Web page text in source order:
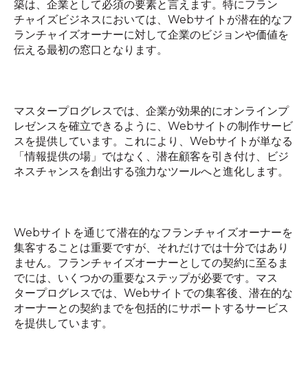
築は、企業として必須の要素と言えます。特にフラン
チャイズビジネスにおいては、 Webサイトが潜在的なフ
ランチャイズオーナーに対して企業のビジョンや価値を
伝える最初の窓口となります。
マスタープログレスでは、企業が効果的にオンラインプ
レゼンスを確立できるように、 Webサイトの制作サービ
スを提供しています。これにより、 Webサイトが単なる
「情報提供の場」ではなく、潜在顧客を引き付け、ビジ
ネスチャンスを創出する強力なツールへと進化します。
Webサイトを通じて潜在的なフランチャイズオーナーを
集客することは重要ですが、それだけでは十分ではあり
ません。フランチャイズオーナーとしての契約に至るま
でには、いくつかの重要なステップが必要です。マス
タープログレスでは、 Webサイトでの集客後、潜在的な
オーナーとの契約までを包括的にサポートするサービス
を提供しています。